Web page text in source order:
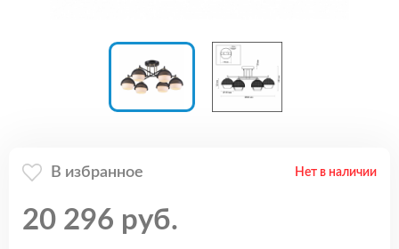
В избранное Нет в наличии
20 296 руб.